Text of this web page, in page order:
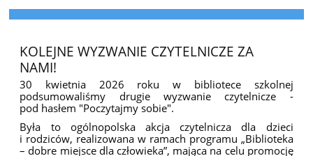
KOLEJNE WYZWANIE CZYTELNICZE ZA
NAMI!
30 kwietnia 2026 roku w bibliotece szkolnej
podsumowaliśmy drugie wyzwanie czytelnicze -
pod hasłem "Poczytajmy sobie".
Była to ogólnopolska akcja czytelnicza dla dzieci
i rodziców, realizowana w ramach programu „Biblioteka
– dobre miejsce dla człowieka”, mająca na celu promocję